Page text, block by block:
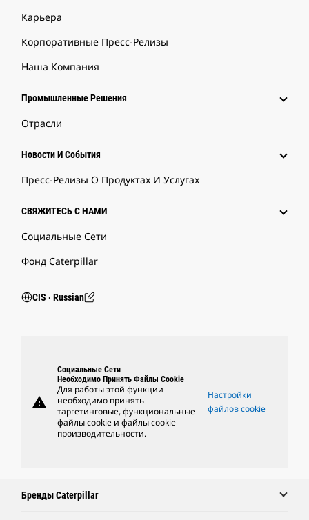
Карьера
Корпоративные Пресс-Релизы
Наша Компания
Промышленные Решения
Отрасли
Новости И События
Пресс-Релизы О Продуктах И Услугах
СВЯЖИТЕСЬ С НАМИ
Социальные Сети
Фонд Caterpillar
CIS ‧ Russian
warning
Социальные Сети
Необходимо Принять Файлы Cookie
Для работы этой функции
необходимо принять
таргетинговые, функциональные
файлы cookie и файлы cookie
производительности.
Настройки
файлов cookie
Бренды Caterpillar